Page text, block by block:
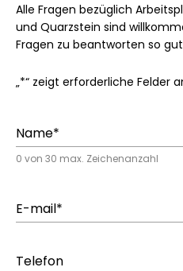
Alle Fragen bezüglich
und Quarzstein sind
Fragen zu beantworten so
„*“ zeigt erforderliche Felder
0 von 30 max. Zeichenanzahl
Name*
E-mail*
Telefon